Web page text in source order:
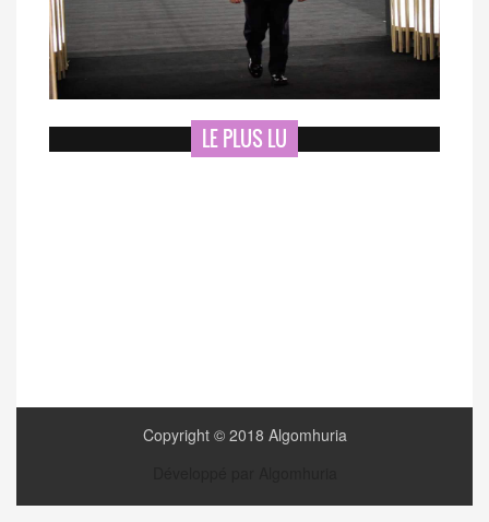
LE PLUS LU
Copyright © 2018 Algomhuria